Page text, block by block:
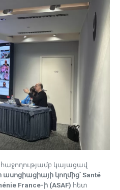
հաջողությամբ կայացավ
կողմից՝ Santé
France-ի (ASAF) հետ